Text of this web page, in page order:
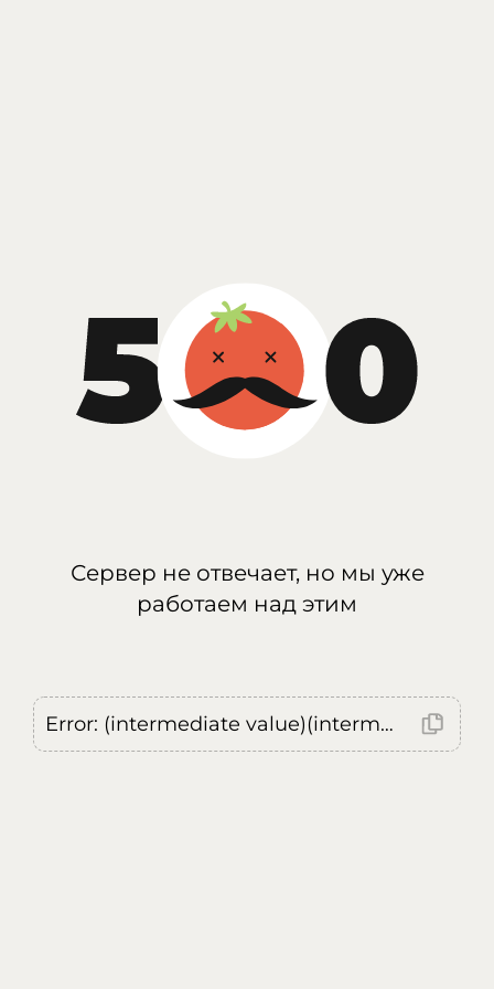
Сервер не отвечает, но мы уже
работаем над этим
Error: (intermediate value)(intermediate value)(intermediate value).replaceAll is not a function